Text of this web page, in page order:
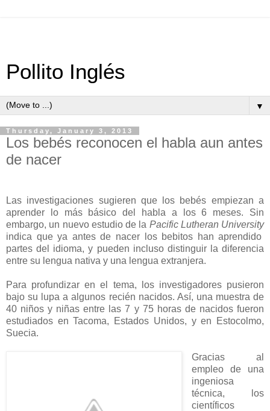
Pollito Inglés
▼
Thursday, January 3, 2013
Los bebés reconocen el habla aun antes
de nacer
Las investigaciones sugieren que los bebés empiezan a
aprender lo más básicodel habla a los 6 meses. Sin
embargo, un nuevo estudio de la Pacific Lutheran University
indica que ya antes de nacer los bebitos han aprendido
partes del idioma, y pueden incluso distinguir la diferencia
entre su lengua nativa y una lengua extranjera.
Para profundizar en el tema, los investigadores pusieron
bajo su lupa a algunos recién nacidos. Así, una muestra de
40 niños y niñas entre las 7 y 75 horas de nacidos fueron
estudiados en Tacoma, Estados Unidos, y en Estocolmo,
Suecia.
Gracias al
empleo de una
ingeniosa
técnica, los
científicos